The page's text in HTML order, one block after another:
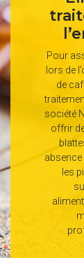
Pour
lors de
de
société
offrir
absence
les